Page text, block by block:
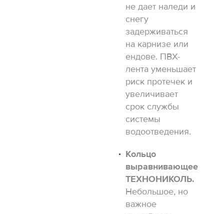
не дает наледи и
снегу
задерживаться
на карнизе или
ендове. ПВХ-
лента уменьшает
риск протечек и
увеличивает
срок службы
системы
водоотведения.
Кольцо
выравнивающее
ТЕХНОНИКОЛЬ.
Небольшое, но
важное